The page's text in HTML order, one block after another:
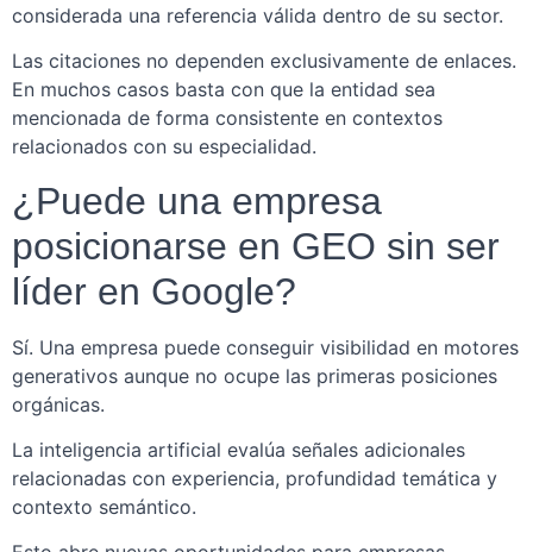
considerada una referencia válida dentro de su sector.
Las citaciones no dependen exclusivamente de enlaces.
En muchos casos basta con que la entidad sea
mencionada de forma consistente en contextos
relacionados con su especialidad.
¿Puede una empresa
posicionarse en GEO sin ser
líder en Google?
Sí. Una empresa puede conseguir visibilidad en motores
generativos aunque no ocupe las primeras posiciones
orgánicas.
La inteligencia artificial evalúa señales adicionales
relacionadas con experiencia, profundidad temática y
contexto semántico.